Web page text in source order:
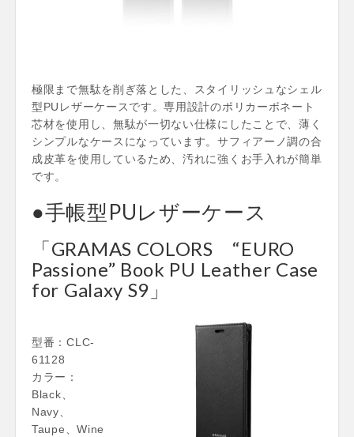
極限まで無駄を削ぎ落とした、スタイリッシュなシェル
型PUレザーケースです。専用設計のポリカーボネート
芯材を使用し、無駄が一切ない仕様にしたことで、薄く
シンプルなケースになっています。サフィアーノ調の合
成皮革を使用しているため、汚れに強くお手入れが簡単
です。
●手帳型PUレザーケース
「GRAMAS COLORS “EURO
Passione” Book PU Leather Case
for Galaxy S9」
型番：CLC-
61128
カラー：
Black、
Navy、
Taupe、Wine